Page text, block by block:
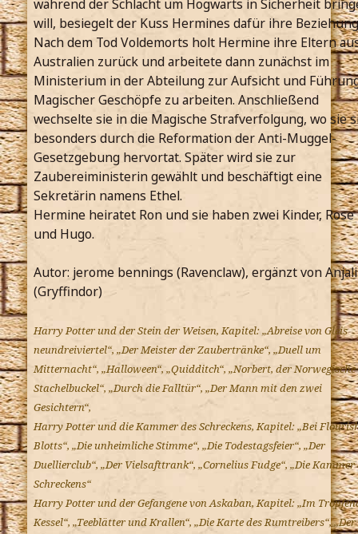
während der Schlacht um Hogwarts in Sicherheit
will, besiegelt der Kuss Hermines dafür ihre
Nach dem Tod Voldemorts holt Hermine ihre Eltern
Australien zurück und arbeitete dann zunächst im
Ministerium in der Abteilung zur Aufsicht und
Magischer Geschöpfe zu arbeiten. Anschließend
wechselte sie in die Magische Strafverfolgung, wo sie
besonders durch die Reformation der Anti-Muggel-
Gesetzgebung hervortat. Später wird sie zur
Zaubereiministerin gewählt und beschäftigt eine
Sekretärin namens Ethel.
Hermine heiratet Ron und sie haben zwei Kinder, Rose
und Hugo.
Autor: jerome bennings (Ravenclaw), ergänzt von
(Gryffindor)
Harry Potter und der Stein der Weisen, Kapitel: „Abreise von Gleis
neundreiviertel“, „Der Meister der Zaubertränke“, „Duell um
Mitternacht“, „Halloween“, „Quidditch“, „Norbert, der Norwegische
Stachelbuckel“, „Durch die Falltür“, „Der Mann mit den zwei
Gesichtern“,
Harry Potter und die Kammer des Schreckens, Kapitel: „Bei
Blotts“, „Die unheimliche Stimme“, „Die Todestagsfeier“, „Der
Duellierclub“, „Der Vielsafttrank“, „Cornelius Fudge“, „Die Kammer
Schreckens“
Harry Potter und der Gefangene von Askaban, Kapitel: „Im
Kessel“, „Teeblätter und Krallen“, „Die Karte des Rumtreibers“, „Der